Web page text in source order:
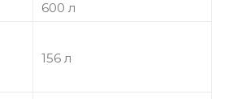
600 л
156 л